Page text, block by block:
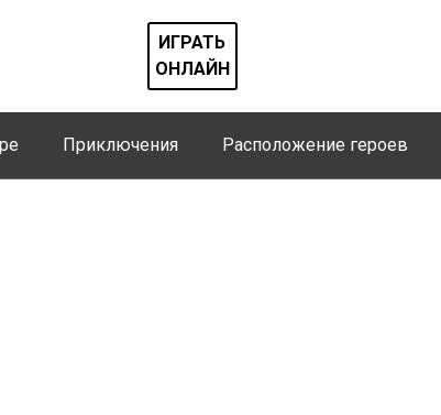
ИГРАТЬ
ОНЛАЙН
Приключения Расположение героев